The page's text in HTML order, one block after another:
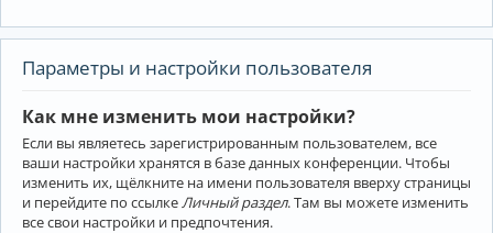
Параметры и настройки пользователя
Как мне изменить мои настройки?
Если вы являетесь зарегистрированным пользователем, все
ваши настройки хранятся в базе данных конференции. Чтобы
изменить их, щёлкните на имени пользователя вверху страницы
и перейдите по ссылке Личный раздел. Там вы можете изменить
все свои настройки и предпочтения.